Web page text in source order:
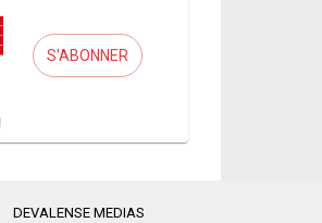
S'ABONNER
DEVALENSE MEDIAS